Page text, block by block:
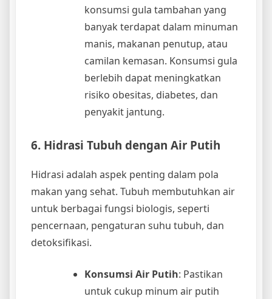
konsumsi gula tambahan yang
banyak terdapat dalam minuman
manis, makanan penutup, atau
camilan kemasan. Konsumsi gula
berlebih dapat meningkatkan
risiko obesitas, diabetes, dan
penyakit jantung.
6. Hidrasi Tubuh dengan Air Putih
Hidrasi adalah aspek penting dalam pola
makan yang sehat. Tubuh membutuhkan air
untuk berbagai fungsi biologis, seperti
pencernaan, pengaturan suhu tubuh, dan
detoksifikasi.
Konsumsi Air Putih: Pastikan
untuk cukup minum air putih